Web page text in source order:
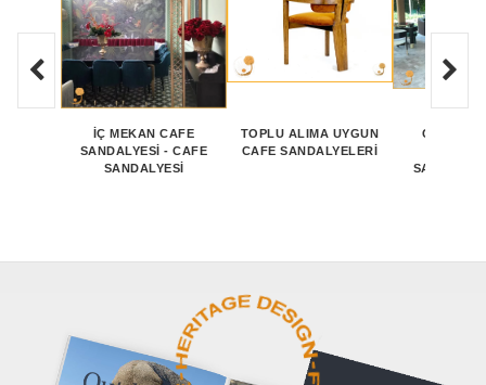
İÇ MEKAN CAFE
SANDALYESİ - CAFE
SANDALYESİ
TOPLU ALIMA UYGUN
CAFE SANDALYELERI
CAFE
SANDALYE